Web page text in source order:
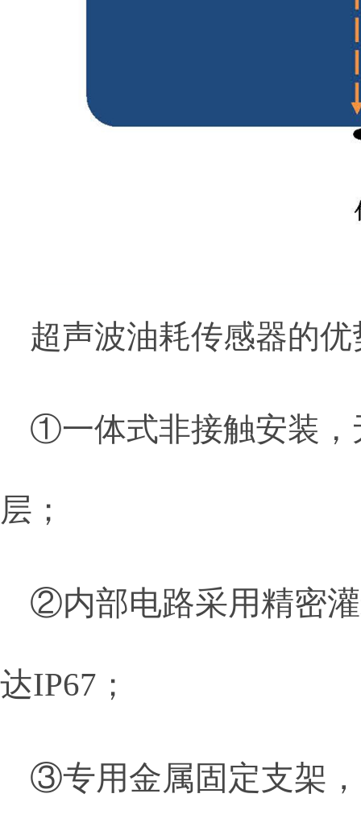
超声波油耗传感器的优
①一体式非接触安装，
层；
②内部电路采用精密
达IP67 ；
③专用金属固定支架